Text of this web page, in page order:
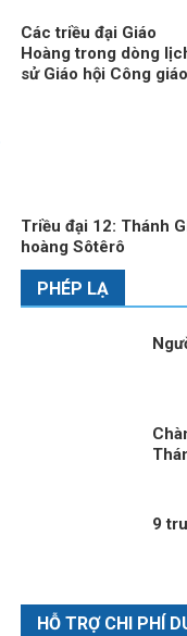
Chúa Giêsu của Giáo
Các triều đại Giáo
Hoàng trong dòng
sử Giáo hội Công giáo
Triều đại 12: Thánh
hoàng Sôtêrô
PHÉP LẠ
9
HỖ TRỢ CHI PHÍ